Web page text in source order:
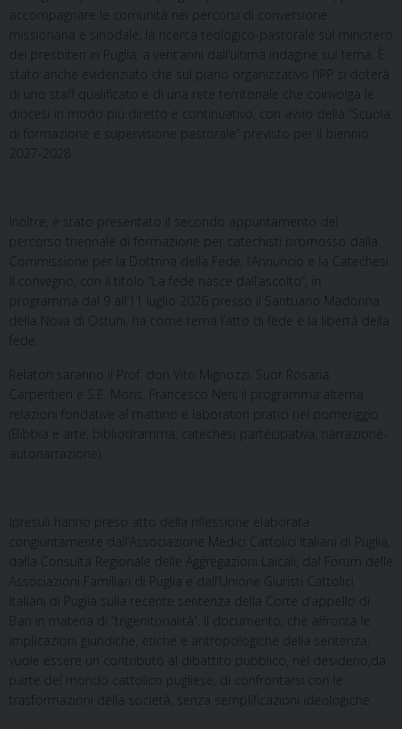
accompagnare le comunità nei percorsi di conversione
missionaria e sinodale; la ricerca teologico-pastorale sul ministero
dei presbiteri in Puglia, a vent’anni dall’ultima indagine sul tema. È
stato anche evidenziato che sul piano organizzativo l’IPP si doterà
di uno staff qualificato e di una rete territoriale che coinvolga le
diocesi in modo più diretto e continuativo, con avvio della “Scuola
di formazione e supervisione pastorale” previsto per il biennio
2027-2028.
Inoltre, è stato presentato il secondo appuntamento del
percorso triennale di formazione per catechisti promosso dalla
Commissione per la Dottrina della Fede, l’Annuncio e la Catechesi.
Il convegno, con il titolo “La fede nasce dall’ascolto”, in
programma dal 9 all’11 luglio 2026 presso il Santuario Madonna
della Nova di Ostuni, ha come tema l’atto di fede e la libertà della
fede.
Relatori saranno il Prof. don Vito Mignozzi, Suor Rosaria
Carpentieri e S.E. Mons. Francesco Neri; il programma alterna
relazioni fondative al mattino e laboratori pratici nel pomeriggio
(Bibbia e arte, bibliodramma, catechesi partecipativa, narrazione-
autonarrazione).
Ipresuli hanno preso atto della riflessione elaborata
congiuntamente dall’Associazione Medici Cattolici Italiani di Puglia,
dalla Consulta Regionale delle Aggregazioni Laicali, dal Forum delle
Associazioni Familiari di Puglia e dall’Unione Giuristi Cattolici
Italiani di Puglia sulla recente sentenza della Corte d’appello di
Bari in materia di “trigenitorialità”. Il documento, che affronta le
implicazioni giuridiche, etiche e antropologiche della sentenza,
vuole essere un contributo al dibattito pubblico, nel desiderio,da
parte del mondo cattolico pugliese, di confrontarsi con le
trasformazioni della società, senza semplificazioni ideologiche.